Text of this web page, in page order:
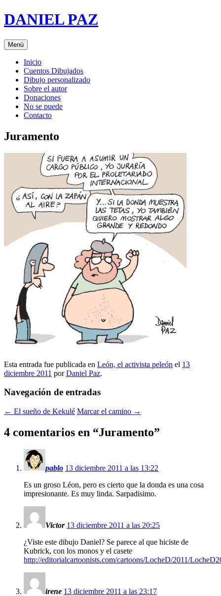
Saltar
al
DANIEL PAZ
Menú
Inicio
Cuentos Dibujados
Dibujo personalizado
Sobre el autor
Donaciones
No se puede
Contacto
Juramento
Esta entrada fue publicada en León, el activista peleón el 13
diciembre 2011 porDaniel Paz.
Navegación de entradas
← El sueño de Kekulé Marcar el camino →
4 comentarios en “Juramento”
pablo 13 diciembre 2011 a las 13:22
Es un groso Léon, pero es cierto que la donda es una cosa
impresionante. Es muy linda. Sarpadisimo.
Victor 13 diciembre 2011 a las 20:25
¿Viste este dibujo Daniel? Se parece al que hiciste de
Kubrick, con los monos y el casete
http://editorialcartoonists.com/cartoons/LocheD/2011/
irene 13 diciembre 2011 a las 23:17